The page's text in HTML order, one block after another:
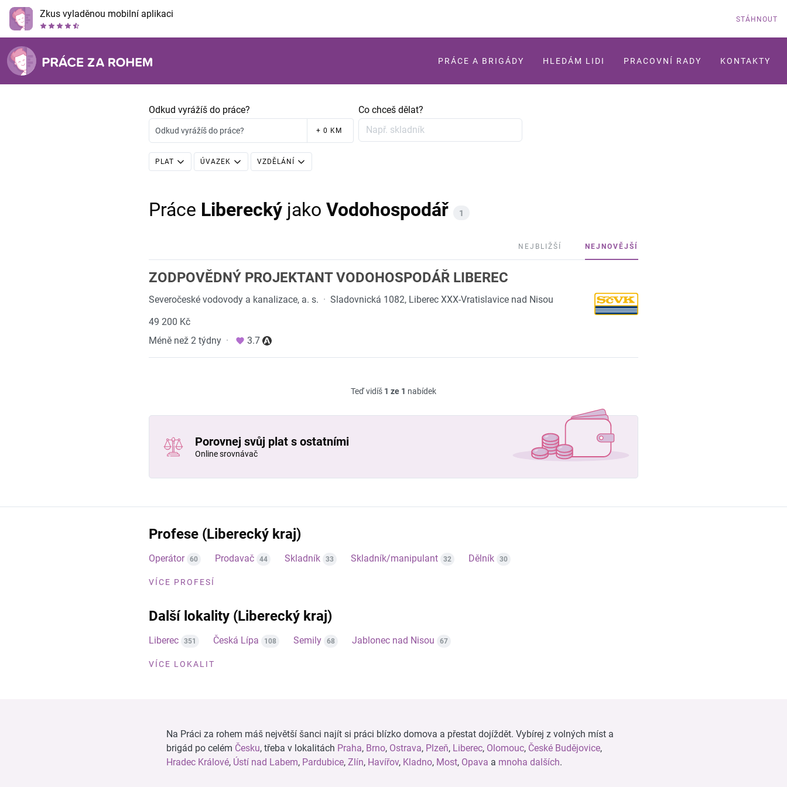
Zkus vyladěnou mobilní aplikaci STÁHNOUT
PRÁCE A BRIGÁDY HLEDÁM LIDI PRACOVNÍ RADY KONTAKTY
Odkud vyrážíš do práce?
Odkud vyrážíš do práce? + 0 KM
Co chceš dělat?
PLAT ÚVAZEK VZDĚLÁNÍ
Práce Liberecký jako Vodohospodář 1
NEJBLIŽŠÍ NEJNOVĚJŠÍ
ZODPOVĚDNÝ PROJEKTANT VODOHOSPODÁŘ LIBEREC
Severočeské vodovody a kanalizace, a. s. · Sladovnická 1082, Liberec XXX-Vratislavice nad Nisou
49 200 Kč
Méně než 2 týdny · 3.7
Teď vidíš 1 ze 1 nabídek
Porovnej svůj plat s ostatními
Online srovnávač
Profese (Liberecký kraj)
Operátor 60 Prodavač 44 Skladník 33 Skladník/manipulant 32 Dělník 30
VÍCE PROFESÍ
Další lokality (Liberecký kraj)
Liberec 351 Česká Lípa 108 Semily 68 Jablonec nad Nisou 67
VÍCE LOKALIT
Na Práci za rohem máš největší šanci najít si práci blízko domova a přestat dojíždět. Vybírej z volných míst a
brigád po celém Česku, třeba v lokalitách Praha, Brno, Ostrava, Plzeň, Liberec, Olomouc, České Budějovice,
Hradec Králové, Ústí nad Labem, Pardubice, Zlín, Havířov, Kladno, Most, Opava a mnoha dalších.